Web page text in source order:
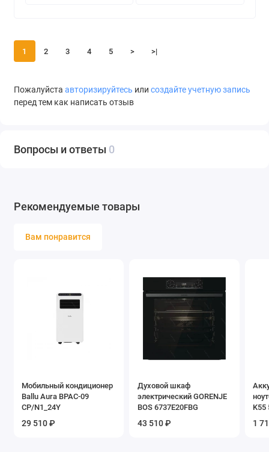
1 2 3 4 5 > >|
Пожалуйста авторизируйтесь или создайте учетную запись
перед тем как написать отзыв
Вопросы и ответы 0
Рекомендуемые товары
Вам понравится
Мобильный кондиционер
Ballu Aura BPAC-09
CP/N1_24Y
29 510 ₽
Духовой шкаф
электрический GORENJE
BOS 6737E20FBG
43 510 ₽
K55
1